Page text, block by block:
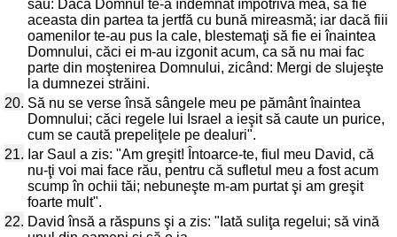
său: Dacă Domnul te-a îndemnat împotriva mea, să fie
aceasta din partea ta jertfă cu bună mireasmă; iar dacă fiii
oamenilor te-au pus la cale, blestemaţi să fie ei înaintea
Domnului, căci ei m-au izgonit acum, ca să nu mai fac
parte din moştenirea Domnului, zicând: Mergi de slujeşte
la dumnezei străini.
20. Să nu se verse însă sângele meu pe pământ înaintea
Domnului; căci regele lui Israel a ieşit să caute un purice,
cum se caută prepeliţele pe dealuri".
21. Iar Saul a zis: "Am greşit! Întoarce-te, fiul meu David, că
nu-ţi voi mai face rău, pentru că sufletul meu a fost acum
scump în ochii tăi; nebuneşte m-am purtat şi am greşit
foarte mult".
22. David însă a răspuns şi a zis: "Iată suliţa regelui; să vină